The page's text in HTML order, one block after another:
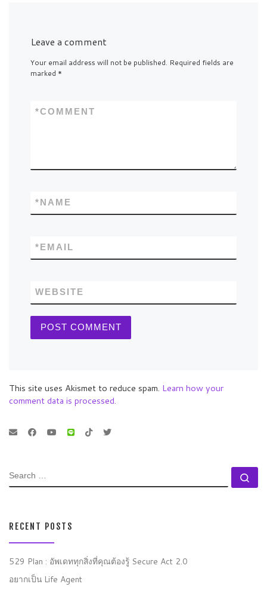
Leave a comment
Your email address will not be published. Required fields are
marked *
COMMENT
*
NAME
*
EMAIL
*
WEBSITE
This site uses Akismet to reduce spam. Learn how your
comment data is processed.
SEARCH
RECENT POSTS
529 Plan : อัพเดททุกสิ่งที่คุณต้องรู้ Secure Act 2.0
อยากเป็น Life Agent